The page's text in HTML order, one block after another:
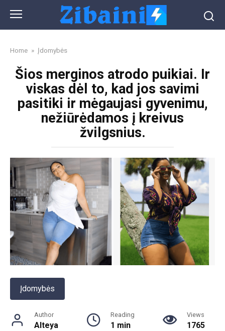
content
Home » Įdomybės
Šios merginos atrodo puikiai. Ir
viskas dėl to, kad jos savimi
pasitiki ir mėgaujasi gyvenimu,
nežiūrėdamos į kreivus
žvilgsnius.
Įdomybės
Author
Alteya
Reading
1 min
Views
1765